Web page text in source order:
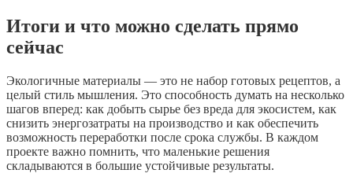
Итоги и что можно сделать прямо
сейчас
Экологичные материалы — это не набор готовых рецептов, а
целый стиль мышления. Это способность думать на несколько
шагов вперед: как добыть сырье без вреда для экосистем, как
снизить энергозатраты на производство и как обеспечить
возможность переработки после срока службы. В каждом
проекте важно помнить, что маленькие решения
складываются в большие устойчивые результаты.